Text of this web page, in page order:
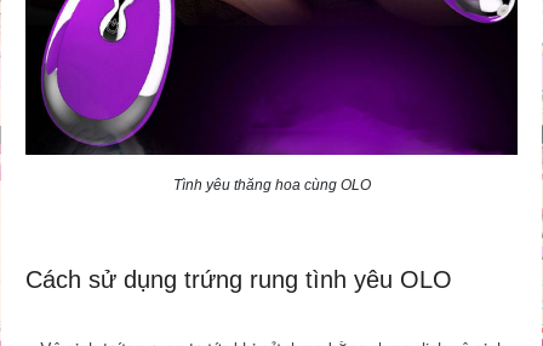
Tình yêu thăng hoa cùng OLO
Cách sử dụng trứng rung tình yêu OLO